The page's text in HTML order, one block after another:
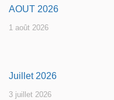
AOUT 2026
1 août 2026
Juillet 2026
3 juillet 2026